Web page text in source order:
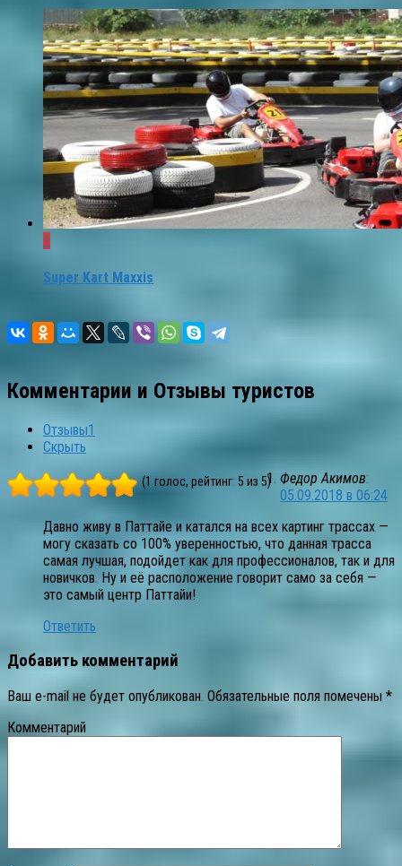
1
Super Kart Maxxis
Комментарии и Отзывы туристов
Отзывы1
Скрыть
(1 голос, рейтинг: 5 из 5) Федор Акимов:
05.09.2018 в 06:24
Давно живу в Паттайе и катался на всех картинг трассах —
могу сказать со 100% уверенностью, что данная трасса
самая лучшая, подойдет как для профессионалов, так и для
новичков. Ну и её расположение говорит само за себя —
это самый центр Паттайи!
Ответить
Добавить комментарий
Ваш e-mail не будет опубликован. Обязательные поля помечены *
Комментарий